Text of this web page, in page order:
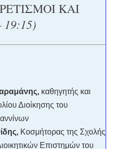
ΚΑΙ
19:15)
καθηγητής και
Διοίκησης του
Κοσμήτορας της Σχολής
Επιστημών του